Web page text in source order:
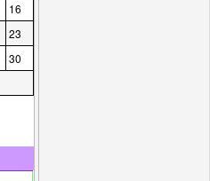
16
23
30